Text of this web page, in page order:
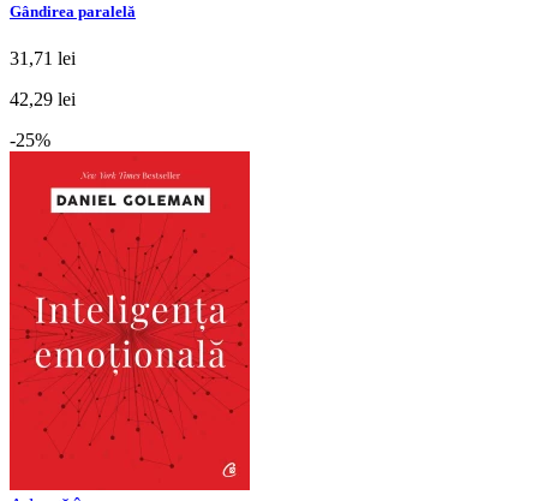
Gândirea paralelă
31,71 lei
42,29 lei
-25%